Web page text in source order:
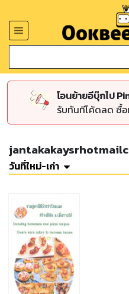
โอนย้ายอีบุ๊กไป
รับทันทีโค้ดลด ซื้อ
วันที่ใหม่-เก่า